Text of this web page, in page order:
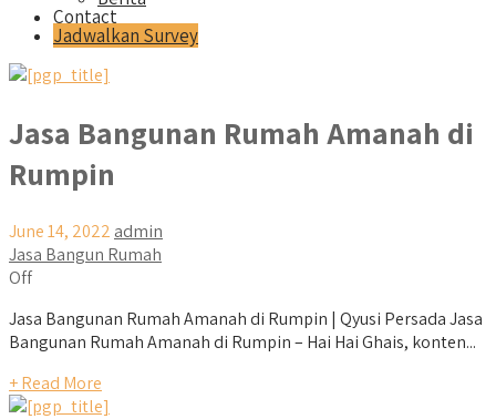
Contact
Jadwalkan Survey
Jasa Bangunan Rumah Amanah di
Rumpin
June 14, 2022 admin
Jasa Bangun Rumah
Off
Jasa Bangunan Rumah Amanah di Rumpin | Qyusi Persada Jasa
Bangunan Rumah Amanah di Rumpin – Hai Hai Ghais, konten...
+ Read More